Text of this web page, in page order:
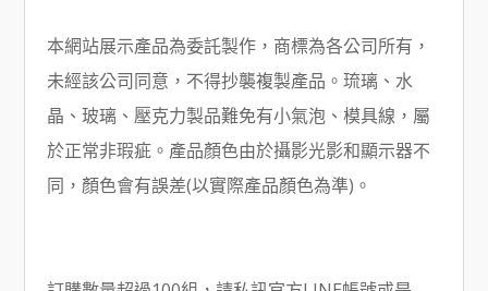
本網站展示產品為委託製作，商標為各公司所有，
未經該公司同意，不得抄襲複製產品。琉璃、水
晶、玻璃、壓克力製品難免有小氣泡、模具線，屬
於正常非瑕疵。產品顏色由於攝影光影和顯示器不
同，顏色會有誤差(以實際產品顏色為準)。